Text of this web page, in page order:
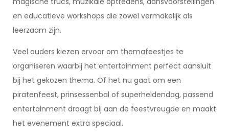
en educatieve workshops die zowel vermakelijk als
leerzaam zijn.
Veel ouders kiezen ervoor om themafeestjes te
organiseren waarbij het entertainment perfect aansluit
bij het gekozen thema. Of het nu gaat om een
piratenfeest, prinsessenbal of superheldendag, passend
entertainment draagt bij aan de feestvreugde en maakt
het evenement extra speciaal.